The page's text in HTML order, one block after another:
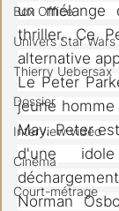
Box Office
Univers Star Wars
Thierry Uebersax
Dossier
Interview vidéo
Cinéma
Court-métrage
un mélange
thriller. Ce
alternative
Le Peter
jeune
May. Peter
d'une
Norman